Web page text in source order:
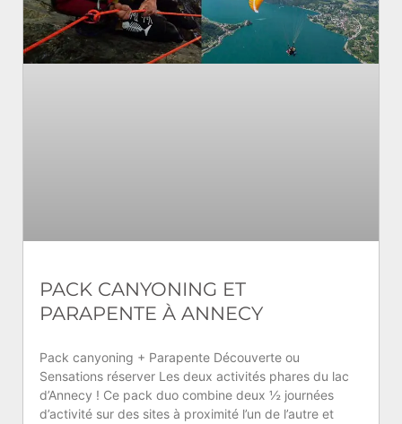
PACK CANYONING ET
PARAPENTE À ANNECY
Pack canyoning + Parapente Découverte ou
Sensations réserver Les deux activités phares du lac
d’Annecy ! Ce pack duo combine deux ½ journées
d’activité sur des sites à proximité l’un de l’autre et